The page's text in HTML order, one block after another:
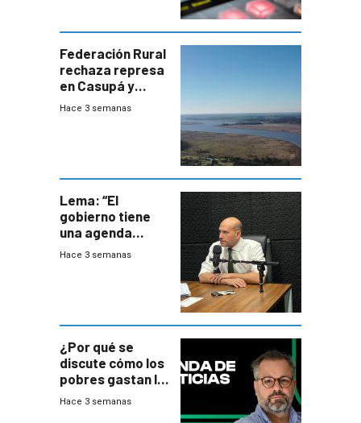
Federación Rural
rechaza represa
en Casupá y
firma demanda
Hace 3 semanas
Lema: “El
gobierno tiene
una agenda
destructiva”
Hace 3 semanas
¿Por qué se
discute cómo los
pobres gastan la
plata?
Hace 3 semanas